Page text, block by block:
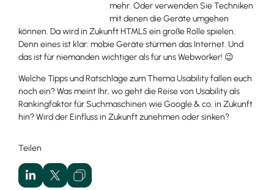
mehr. Oder verwenden Sie Techniken
mit denen die Geräte umgehen
können. Da wird in Zukunft HTML5 ein große Rolle spielen.
Denn eines ist klar: mobie Geräte stürmen das Internet. Und
das ist für niemanden wichtiger als für uns Webworker! 😉
Welche Tipps und Ratschläge zum Thema Usability fallen euch
noch ein? Was meint Ihr, wo geht die Reise von Usability als
Rankingfaktor für Suchmaschinen wie Google & co. in Zukunft
hin? Wird der Einfluss in Zukunft zunehmen oder sinken?
Teilen